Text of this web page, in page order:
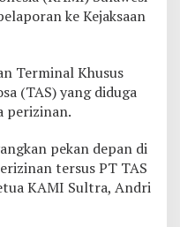
ke Kejaksaan
Terminal Khusus
(TAS) yang diduga
perizinan.
pekan depan di
tersus PT TAS
KAMI Sultra, Andri